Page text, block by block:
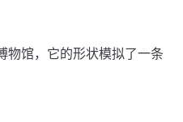
物馆，它的形状模拟了一条